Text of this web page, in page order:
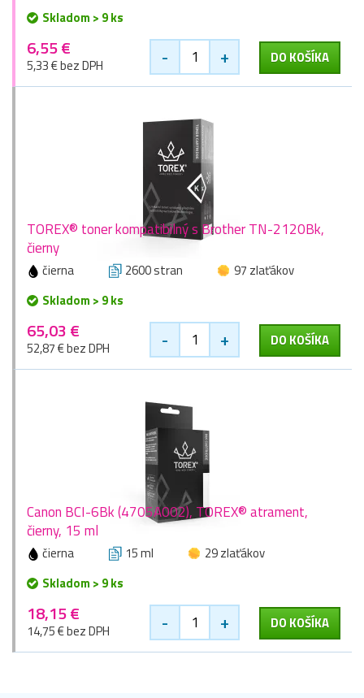
Skladom > 9 ks
6,55 €
5,33 € bez DPH - + DO KOŠÍKA
TOREX® toner kompatibilný s Brother TN-2120Bk,
čierny
čierna 2600 stran
97 zlaťákov
Skladom > 9 ks
65,03 €
52,87 € bez DPH - + DO KOŠÍKA
Canon BCI-6Bk (4705A002), TOREX® atrament,
čierny, 15 ml
čierna 15 ml
29 zlaťákov
Skladom > 9 ks
18,15 €
14,75 € bez DPH - + DO KOŠÍKA